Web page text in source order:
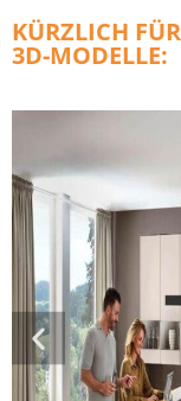
KÜRZLICH
3D-MODELLE: